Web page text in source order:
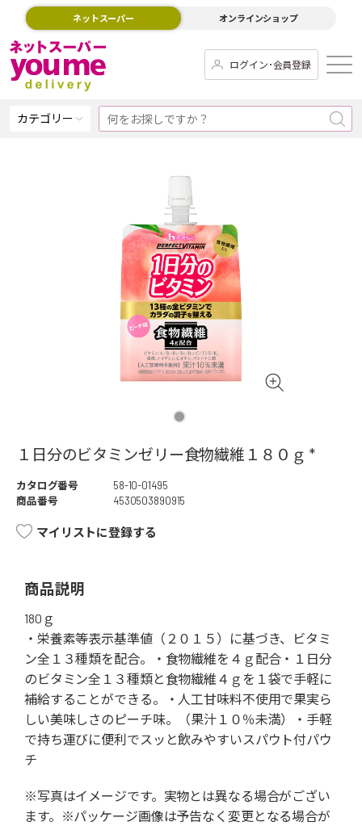
ネットスーパー オンラインショップ
ログイン･会員登録
カテゴリー
１日分のビタミンゼリー食物繊維１８０ｇ *
カタログ番号
58-10-01495
商品番号
4530503890915
マイリストに登録する
商品説明
180ｇ
・栄養素等表示基準値（２０１５）に基づき、ビタミ
ン全１３種類を配合。・食物繊維を４ｇ配合・１日分
のビタミン全１３種類と食物繊維４ｇを１袋で手軽に
補給することができる。・人工甘味料不使用で果実ら
しい美味しさのピーチ味。（果汁１０％未満）・手軽
で持ち運びに便利でスッと飲みやすいスパウト付パウ
チ
※写真はイメージです。実物とは異なる場合がござい
ます。※パッケージ画像は予告なく変更となる場合が